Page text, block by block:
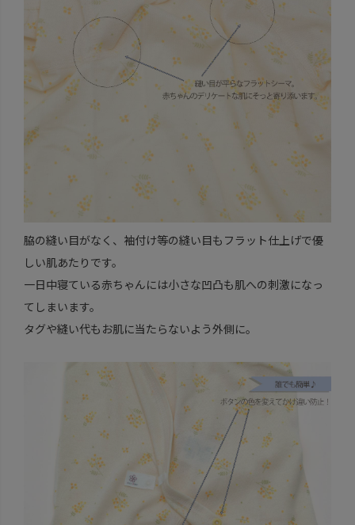
脇の縫い目がなく、袖付け等の縫い目もフラット仕上げで優
しい肌あたりです。
一日中寝ている赤ちゃんには小さな凹凸も肌への刺激になっ
てしまいます。
タグや縫い代もお肌に当たらないよう外側に。